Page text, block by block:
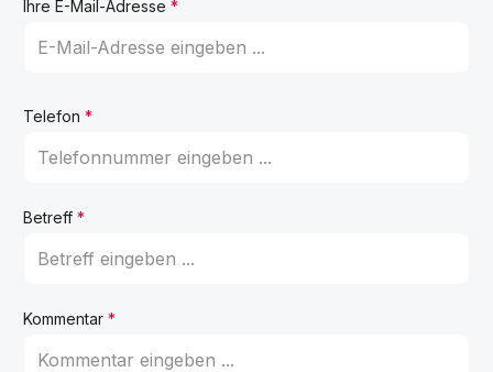
Ihre E-Mail-Adresse *
Telefon *
Betreff *
Kommentar *